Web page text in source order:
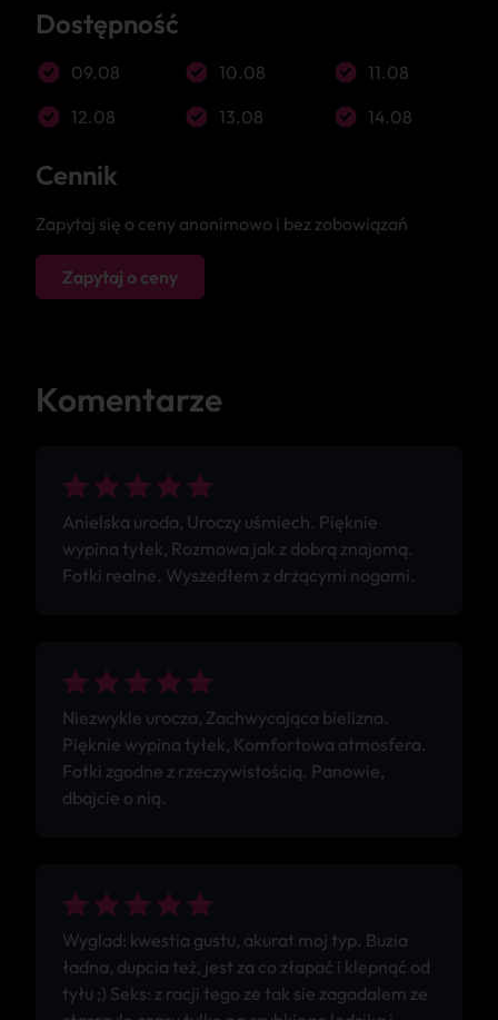
Dostępność
09.08 10.08
11.08
12.08
13.08 14.08
Cennik
Zapytaj się o ceny anonimowo i bez zobowiązań
Zapytaj o ceny
Komentarze
Anielska uroda, Uroczy uśmiech. Pięknie
wypina tyłek, Rozmowa jak z dobrą znajomą.
Fotki realne. Wyszedłem z drżącymi nogami.
Niezwykle urocza, Zachwycająca bielizna.
Pięknie wypina tyłek, Komfortowa atmosfera.
Fotki zgodne z rzeczywistością. Panowie,
dbajcie o nią.
Wyglad: kwestia gustu, akurat moj typ. Buzia
ładna, dupcia też, jest za co złapać i klepnąć od
tyłu ;) Seks: z racji tego ze tak sie zagadalem ze